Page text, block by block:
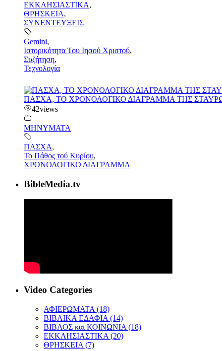
ΕΚΚΛΗΣΙΑΣΤΙΚΑ,
ΘΡΗΣΚΕΙΑ,
ΣΥΝΕΝΤΕΥΞΕΙΣ
Gemini,
Ιστορικότητα Του Ιησού Χριστού,
Συζήτηση,
Τεχνολογία
ΠΑΣΧΑ, ΤΟ ΧΡΟΝΟΛΟΓΙΚΟ ΔΙΑΓΡΑΜΜΑ ΤΗΣ
42views
ΜΗΝΥΜΑΤΑ
ΠΑΣΧΑ,
Το Πάθος τού Κυρίου,
ΧΡΟΝΟΛΟΓΙΚΟ ΔΙΑΓΡΑΜΜΑ
BibleMedia.tv
Video Categories
ΑΦΙΕΡΩΜΑΤΑ (18)
ΒΙΒΛΙΚΑ ΕΔΑΦΙΑ (14)
ΒΙΒΛΟΣ και ΚΟΙΝΩΝΙΑ (18)
ΕΚΚΛΗΣΙΑΣΤΙΚΑ (20)
ΘΡΗΣΚΕΙΑ (7)